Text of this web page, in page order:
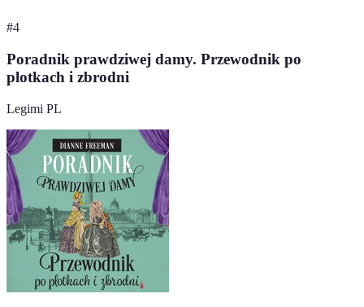
#4
Poradnik prawdziwej damy. Przewodnik po
plotkach i zbrodni
Legimi PL